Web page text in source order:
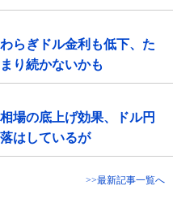
らぎドル金利も低下、た
り続かないかも
場の底上げ効果、ドル円
はしているが
>>最新記事一覧へ